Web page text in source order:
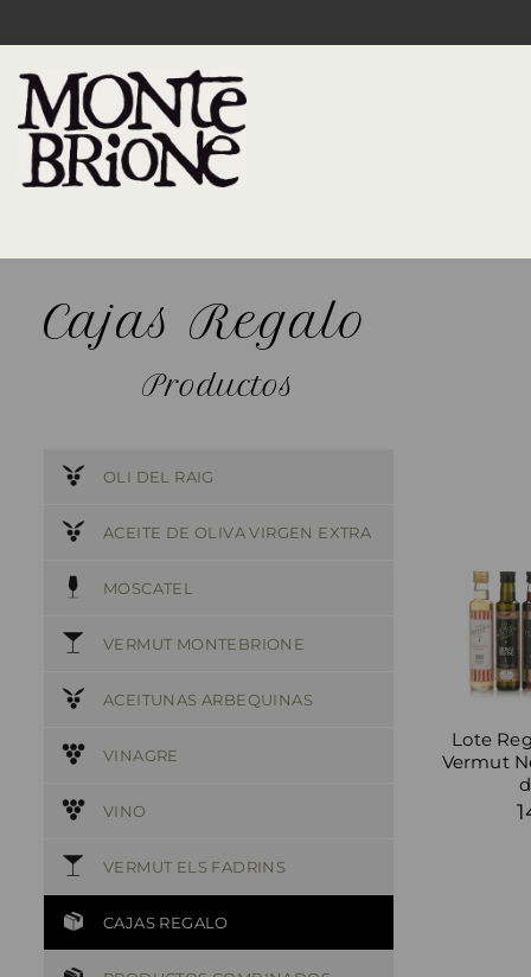
Cajas Regalo
Productos
OLI DEL RAIG
ACEITE DE OLIVA VIRGEN EXTRA
MOSCATEL
VERMUT MONTEBRIONE
ACEITUNAS ARBEQUINAS
VINAGRE
VINO
VERMUT ELS FADRINS
CAJAS REGALO
Lote
Vermut